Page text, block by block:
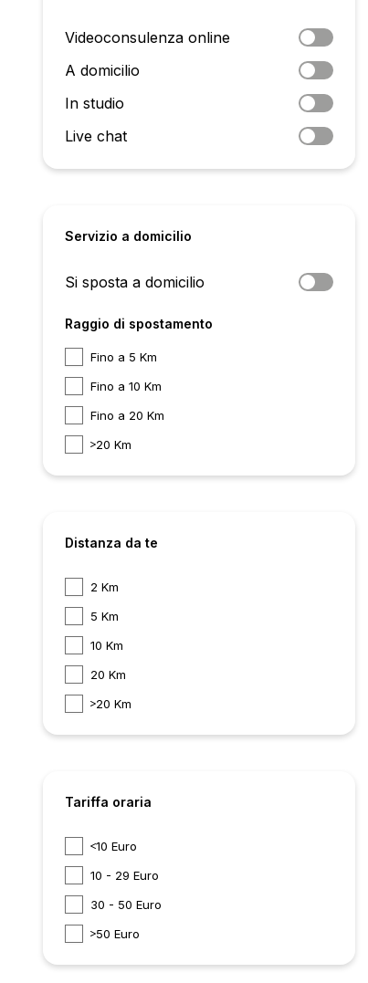
Videoconsulenza online
A domicilio
In studio
Live chat
Servizio a domicilio
Si sposta a domicilio
Raggio di spostamento
Fino a 5 Km
Fino a 10 Km
Fino a 20 Km
20 Km
Distanza da te
2 Km
5 Km
10 Km
20 Km
20 Km
Tariffa oraria
10 Euro
10 - 29 Euro
30 - 50 Euro
50 Euro